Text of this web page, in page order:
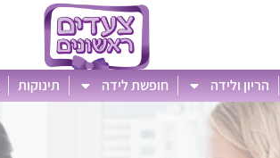
הריון ולידה חופשת לידה תינוקות